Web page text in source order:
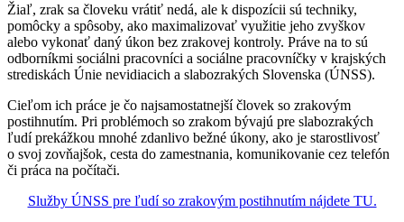
Žiaľ, zrak sa človeku vrátiť nedá, ale k dispozícii sú techniky,
pomôcky a spôsoby, ako maximalizovať využitie jeho zvyškov
alebo vykonať daný úkon bez zrakovej kontroly. Práve na to sú
odborníkmi sociálni pracovníci a sociálne pracovníčky v krajských
strediskách Únie nevidiacich a slabozrakých Slovenska (ÚNSS).
Cieľom ich práce je čo najsamostatnejší človek so zrakovým
postihnutím. Pri problémoch so zrakom bývajú pre slabozrakých
ľudí prekážkou mnohé zdanlivo bežné úkony, ako je starostlivosť
o svoj zovňajšok, cesta do zamestnania, komunikovanie cez telefón
či práca na počítači.
Služby ÚNSS pre ľudí so zrakovým postihnutím nájdete TU.